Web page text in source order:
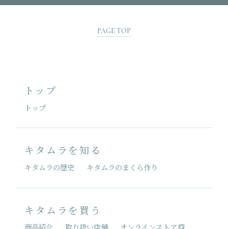
PAGE TOP
トップ
トップ
キタムラを知る
キタムラの歴史 キタムラのまくら作り
キタムラを買う